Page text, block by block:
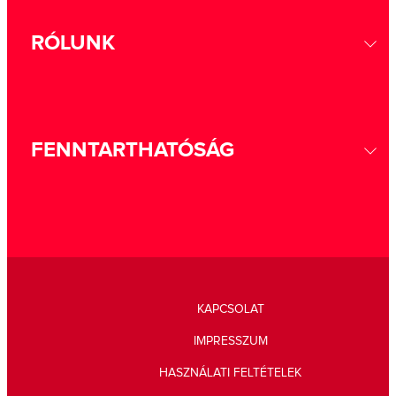
RÓLUNK
FENNTARTHATÓSÁG
KAPCSOLAT
IMPRESSZUM
HASZNÁLATI FELTÉTELEK